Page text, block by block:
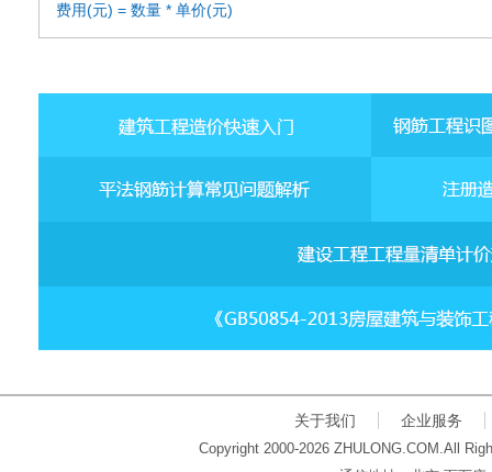
费用(元) = 数量 * 单价(元)
关于我们 企业服务
Copyright 2000-2026 ZHULONG.COM.All